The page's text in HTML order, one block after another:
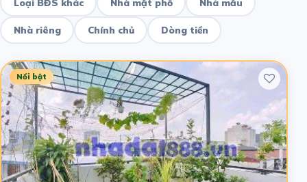
Loại BĐS khác Nhà mặt phố Nhà mẫu
Nhà riêng Chính chủ Dòng tiền
Nổi bật